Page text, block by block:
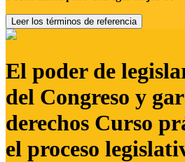
Leer los términos de referencia
El poder de
del Congreso y
derechos Curso
el proceso